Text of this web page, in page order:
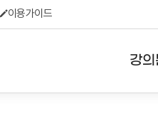
이용가이드
강